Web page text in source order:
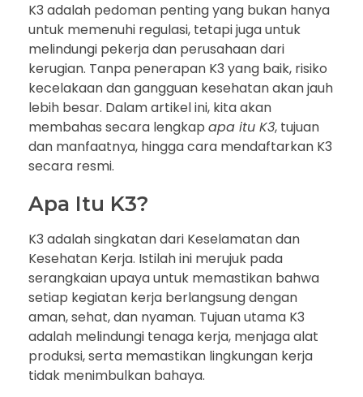
K3 adalah pedoman penting yang bukan hanya
untuk memenuhi regulasi, tetapi juga untuk
melindungi pekerja dan perusahaan dari
kerugian. Tanpa penerapan K3 yang baik, risiko
kecelakaan dan gangguan kesehatan akan jauh
lebih besar. Dalam artikel ini, kita akan
membahas secara lengkap apa itu K3, tujuan
dan manfaatnya, hingga cara mendaftarkan K3
secara resmi.
Apa Itu K3?
K3 adalah singkatan dari Keselamatan dan
Kesehatan Kerja. Istilah ini merujuk pada
serangkaian upaya untuk memastikan bahwa
setiap kegiatan kerja berlangsung dengan
aman, sehat, dan nyaman. Tujuan utama K3
adalah melindungi tenaga kerja, menjaga alat
produksi, serta memastikan lingkungan kerja
tidak menimbulkan bahaya.